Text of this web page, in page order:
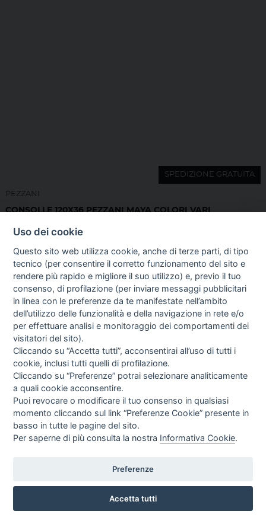
SPEDIZIONE GRATUITA
PEZZANI
CONSOLLE 120X36 PEZZANI MAYA COLORI VARI
RICHIEDI QUOTAZIONE
PEZZANI
Uso dei cookie
Questo sito web utilizza cookie, anche di terze parti, di tipo
tecnico (per consentire il corretto funzionamento del sito e
rendere più rapido e migliore il suo utilizzo) e, previo il tuo
consenso, di profilazione (per inviare messaggi pubblicitari
in linea con le preferenze da te manifestate nell’ambito
dell’utilizzo delle funzionalità e della navigazione in rete e/o
per effettuare analisi e monitoraggio dei comportamenti dei
visitatori del sito).
Cliccando su “Accetta tutti”, acconsentirai all’uso di tutti i
cookie, inclusi tutti quelli di profilazione.
Cliccando su “Preferenze” potrai selezionare analiticamente
a quali cookie acconsentire.
Puoi revocare o modificare il tuo consenso in qualsiasi
momento cliccando sul link “Preferenze Cookie” presente in
basso in tutte le pagine del sito.
Per saperne di più consulta la nostra Informativa Cookie.
Preferenze
Accetta tutti